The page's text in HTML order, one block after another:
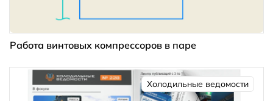
Работа винтовых компрессоров в паре
Холодильные ведомости